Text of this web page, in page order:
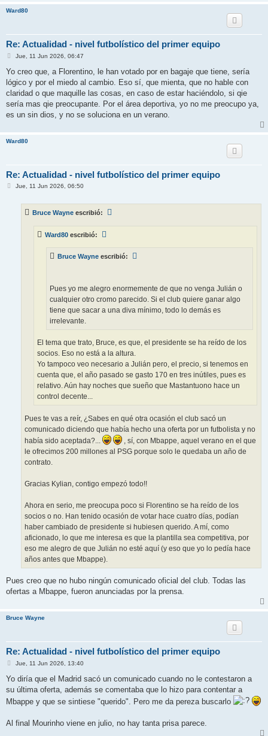
Ward80
Re: Actualidad - nivel futbolístico del primer equipo
M
n
a
j
Jue, 11 Jun 2026, 06:47
Yo creo que, a Florentino, le han votado por en bagaje que tiene, sería
lógico y por el miedo al cambio. Eso sí, que mienta, que no hable con
claridad o que maquille las cosas, en caso de estar haciéndolo, si qie
sería mas qie preocupante. Por el área deportiva, yo no me preocupo ya,
es un sin dios, y no se soluciona en un verano.
Ward80
Re: Actualidad - nivel futbolístico del primer equipo
M
Jue, 11 Jun 2026, 06:50
Bruce Wayne escribió:
Ward80 escribió:
Bruce Wayne escribió:
Pues yo me alegro enormemente de que no venga Julián o
cualquier otro cromo parecido. Si el club quiere ganar algo
tiene que sacar a una diva mínimo, todo lo demás es
irrelevante.
El tema que trato, Bruce, es que, el presidente se ha reído de los
socios. Eso no está a la altura.
Yo tampoco veo necesario a Julián pero, el precio, si tenemos en
cuenta que, el año pasado se gasto 170 en tres inútiles, pues es
relativo. Aún hay noches que sueño que Mastantuono hace un
control decente...
Pues te vas a reír, ¿Sabes en qué otra ocasión el club sacó un
comunicado diciendo que había hecho una oferta por un futbolista y no
había sido aceptada?...
, sí, con Mbappe, aquel verano en el que
le ofrecimos 200 millones al PSG porque solo le quedaba un año de
contrato.
Gracias Kylian, contigo empezó todo!!
Ahora en serio, me preocupa poco si Florentino se ha reído de los
socios o no. Han tenido ocasión de votar hace cuatro días, podían
haber cambiado de presidente si hubiesen querido. A mí, como
aficionado, lo que me interesa es que la plantilla sea competitiva, por
eso me alegro de que Julián no esté aquí (y eso que yo lo pedía hace
años antes que Mbappe).
Pues creo que no hubo ningún comunicado oficial del club. Todas las
ofertas a Mbappe, fueron anunciadas por la prensa.
Bruce Wayne
Re: Actualidad - nivel futbolístico del primer equipo
M
n
a
j
e
Jue, 11 Jun 2026, 13:40
Yo diría que el Madrid sacó un comunicado cuando no le contestaron a
su última oferta, además se comentaba que lo hizo para contentar a
Mbappe y que se sintiese "querido". Pero me da pereza buscarlo
Al final Mourinho viene en julio, no hay tanta prisa parece.